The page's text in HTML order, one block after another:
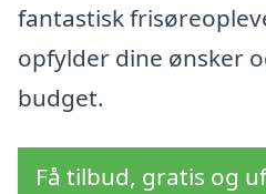
fantastisk
opfylder dine ønsker
budget.
Få tilbud, gratis og